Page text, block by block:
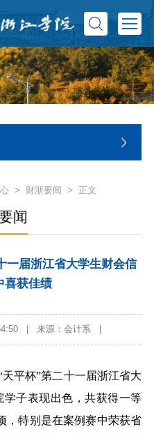
> 财浙要闻 > 正文
闻
一届浙江省大学生财会信
喜获佳绩
| 来源：会计系|
平杯”第二十一届浙江省大
子表现出色，共获得一等
，特别是在案例赛中荣获省